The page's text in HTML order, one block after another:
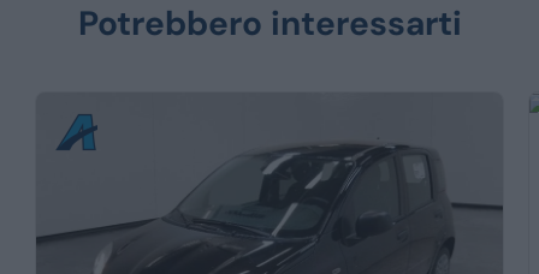
Potrebbero interessarti